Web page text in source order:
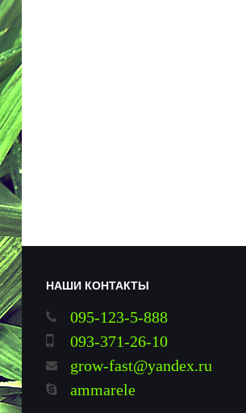
НАШИ КОНТАКТЫ
095-123-5-888
093-371-26-10
grow-fast@yandex.ru
ammarele